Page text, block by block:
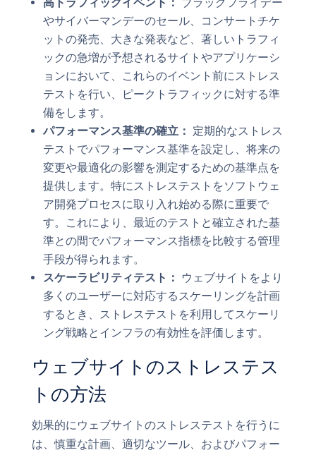
やサイバーマンデーのセール、コンサートチケ
ットの発売、大きな発表など、著しいトラフィ
ックの急増が予想されるサイトやアプリケーシ
ョンにおいて、これらのイベント前にストレス
テストを行い、ピークトラフィックに対する準
備をします。
パフォーマンス基準の確立： 定期的なストレス
テストでパフォーマンス基準を設定し、将来の
変更や最適化の影響を測定するための基準点を
提供します。特にストレステストをソフトウェ
ア開発プロセスに取り入れ始める際に重要で
す。これにより、最近のテストと確立された基
準との間でパフォーマンス指標を比較する管理
手段が得られます。
スケーラビリティテスト：
ウェブサイトをより
多くのユーザーに対応するスケーリングを計画
するとき、ストレステストを利用してスケーリ
ング戦略とインフラの有効性を評価します。
ウェブサイトのストレステス
トの方法
効果的にウェブサイトのストレステストを行うに
は、慎重な計画、適切なツール、およびパフォー